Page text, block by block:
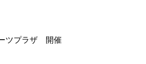
ツプラザ 開催